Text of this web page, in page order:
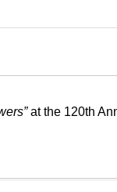
at the 120th